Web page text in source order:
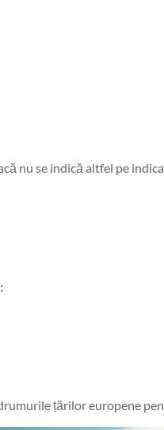
nu se indică altfel pe
țărilor europene